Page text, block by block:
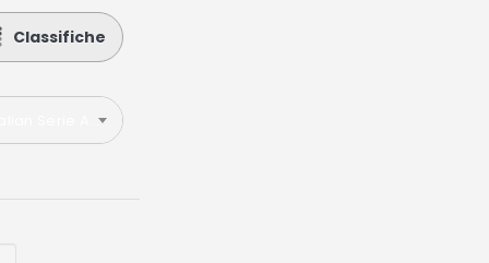
Classifiche
Italian Serie A 2019-2020